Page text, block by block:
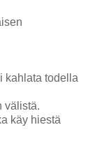
kahlata todella
välistä.
käy hiestä